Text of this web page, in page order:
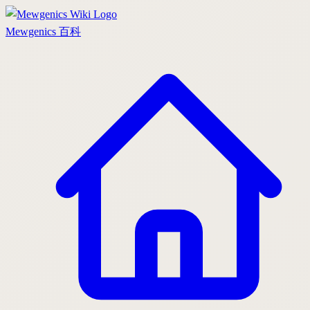
Mewgenics 百科